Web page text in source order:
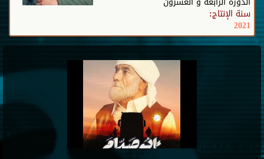
سنة الإنتاج:
2021